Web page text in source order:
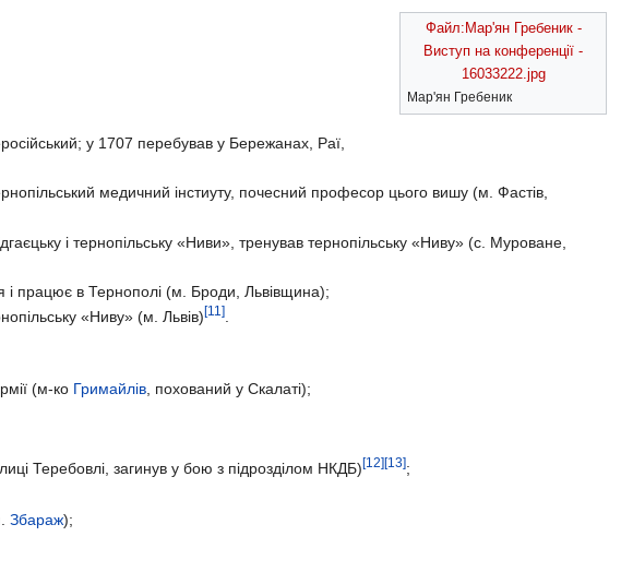
Файл:Мар'ян Гребеник -
Виступ на конференції -
16033222.jpg
Мар'ян Гребеник
у 1707 перебував у Бережанах, Раї,
медичний інстиуту, почесний професор цього вишу (м. Фастів,
і тернопільську «Ниви», тренував тернопільську «Ниву» (с. Муроване,
і працює в Тернополі (м. Броди, Львівщина);
«Ниву» (м. Львів)[11].
(м-ко Гримайлів , похований у Скалаті);
Теребовлі, загинув у бою з підрозділом НКДБ)[12][13];
Збараж);